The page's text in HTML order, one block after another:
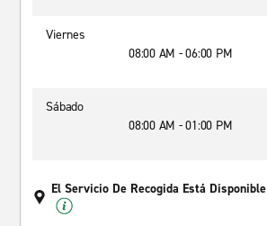
Viernes
08:00 AM - 06:00 PM
Sábado
08:00 AM - 01:00 PM
El Servicio De Recogida Está Disponible